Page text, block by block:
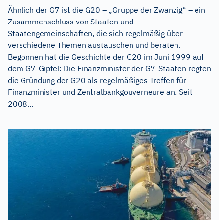
Ähnlich der G7 ist die G20 – „Gruppe der Zwanzig“ – ein
Zusammenschluss von Staaten und
Staatengemeinschaften, die sich regelmäßig über
verschiedene Themen austauschen und beraten.
Begonnen hat die Geschichte der G20 im Juni 1999 auf
dem G7-Gipfel: Die Finanzminister der G7-Staaten regten
die Gründung der G20 als regelmäßiges Treffen für
Finanzminister und Zentralbankgouverneure an. Seit
2008...